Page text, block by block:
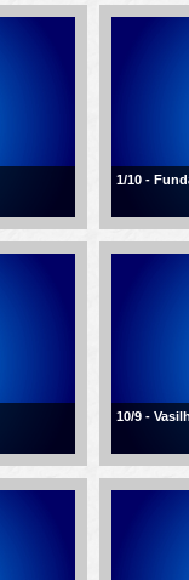
1/10 -
10/9 -